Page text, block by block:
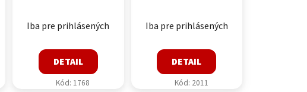
Iba pre prihlásených
DETAIL
Kód: 1768
Iba pre prihlásených
DETAIL
Kód: 2011